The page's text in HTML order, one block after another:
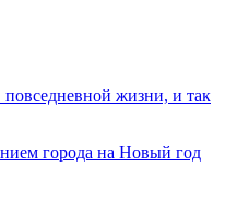
повседневной жизни, и так
города на Новый год